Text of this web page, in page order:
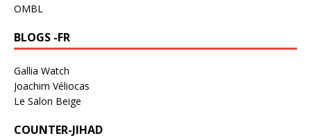
OMBL
BLOGS -FR
Gallia Watch
Joachim Véliocas
Le Salon Beige
COUNTER-JIHAD